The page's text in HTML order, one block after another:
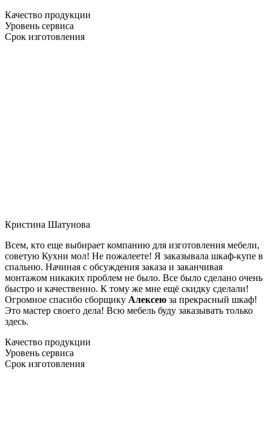
Качество продукции
Уровень сервиса
Срок изготовления
Кристина Шатунова
Всем, кто еще выбирает компанию для изготовления мебели,
советую Кухни мол! Не пожалеете! Я заказывала шкаф-купе в
спальню. Начиная с обсуждения заказа и заканчивая
монтажом никаких проблем не было. Все было сделано очень
быстро и качественно. К тому же мне ещё скидку сделали!
Огромное спасибо сборщику Алексею за прекрасный шкаф!
Это мастер своего дела! Всю мебель буду заказывать только
здесь.
Качество продукции
Уровень сервиса
Срок изготовления